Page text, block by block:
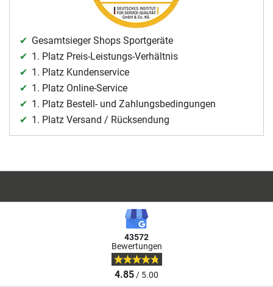
Gesamtsieger Shops Sportgeräte
1. Platz Preis-Leistungs-Verhältnis
1. Platz Kundenservice
1. Platz Online-Service
1. Platz Bestell- und Zahlungsbedingungen
1. Platz Versand / Rücksendung
43572
Bewertungen
4.85/ 5.00